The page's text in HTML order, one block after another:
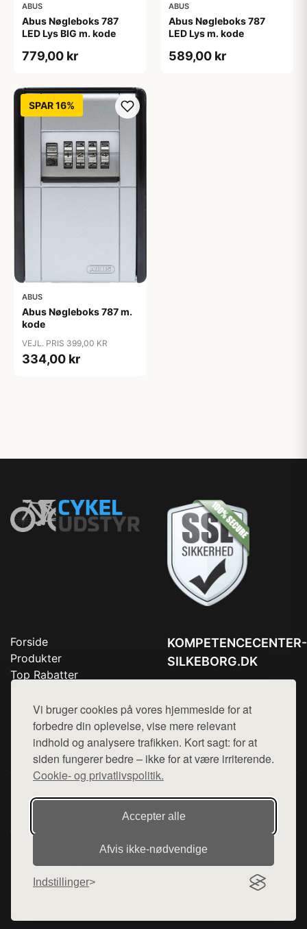
Vi bruger cookies på vores hjemmeside for at
forbedre din oplevelse, vise mere relevant
indhold og analysere trafikken. Kort sagt: for at
siden fungerer bedre – ikke for at være irriterende.
Cookie- og privatlivspolitik.
Accepter alle
Afvis ikke‑nødvendige
Indstillinger
ABUS
Abus Nøgleboks 787
LED Lys BIG m. kode
779,00 kr
ABUS
Abus Nøgleboks 787
LED Lys m. kode
589,00 kr
SPAR 16%
ABUS
Abus Nøgleboks 787 m.
kode
VEJL. PRIS 399,00 KR
334,00 kr
Forside
Produkter
Top Rabatter
Kontakt
KOMPETENCECENTER-
SILKEBORG.DK
Mail:hej@want.dk
Cookie- og privatlivspolitik
Denne side er en del af want.dk, der udgiver en række
hjemmesider med præsentation af forskellige produkter fra
diverse webshops. Der sælges ikke varer fra denne side - vi
henviser til de shops, som sælger varen. Vi har heller ikke
varerne på lager.
© 2026 kompetencecenter-silkeborg.dk. Alle rettigheder